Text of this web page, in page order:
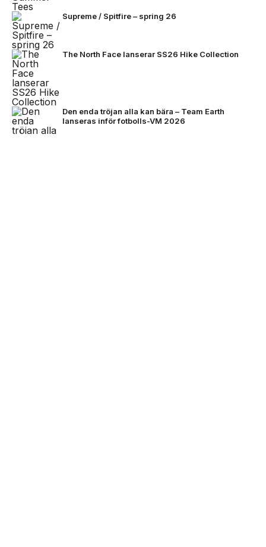
Supreme / Spitfire – spring 26
The North Face lanserar SS26 Hike Collection
Den enda tröjan alla kan bära – Team Earth
lanseras inför fotbolls-VM 2026